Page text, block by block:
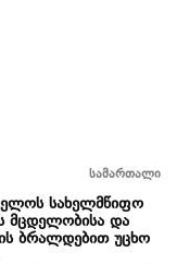
სამართალი
სახელმწიფო
მცდელობისა და
ბრალდებით უცხო